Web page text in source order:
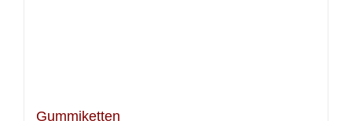
Gummiketten